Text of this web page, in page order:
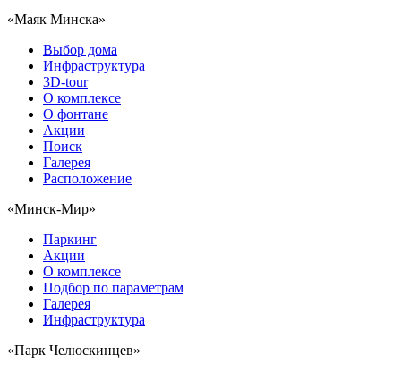
«Маяк Минска»
Выбор дома
Инфраструктура
3D-tour
О комплексе
О фонтане
Акции
Поиск
Галерея
Расположение
«Минск-Мир»
Паркинг
Акции
О комплексе
Подбор по параметрам
Галерея
Инфраструктура
«Парк Челюскинцев»